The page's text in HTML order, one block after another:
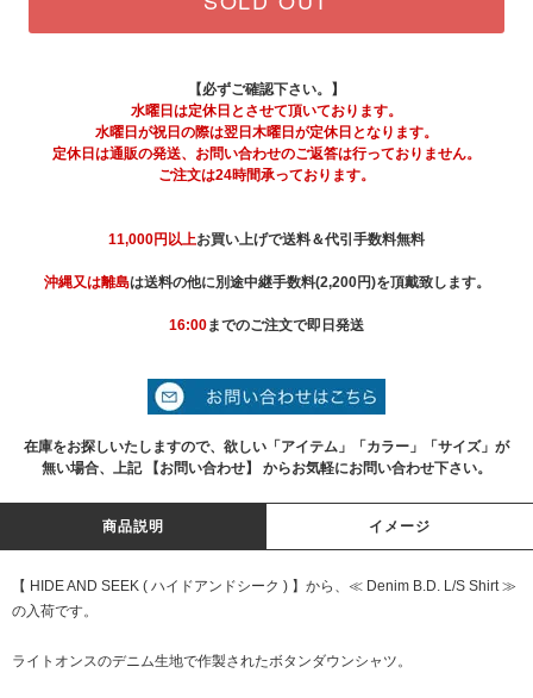
【必ずご確認下さい。】
水曜日は定休日とさせて頂いております。
水曜日が祝日の際は翌日木曜日が定休日となります。
定休日は通販の発送、お問い合わせのご返答は行っておりません。
ご注文は24時間承っております。
11,000円以上お買い上げで送料＆代引手数料無料
沖縄又は離島は送料の他に別途中継手数料(2,200円)を頂戴致します。
16:00までのご注文で即日発送
在庫をお探しいたしますので、欲しい「アイテム」「カラー」「サイズ」が
無い場合、上記 【お問い合わせ】 からお気軽にお問い合わせ下さい。
商品説明 イメージ
【 HIDE AND SEEK ( ハイドアンドシーク ) 】から、≪ Denim B.D. L/S Shirt ≫
の入荷です。
ライトオンスのデニム生地で作製されたボタンダウンシャツ。